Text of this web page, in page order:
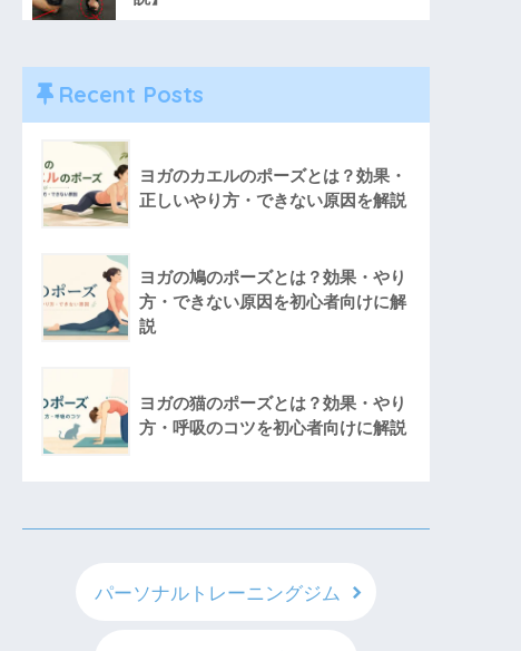
Recent Posts
ヨガのカエルのポーズとは？効果・
正しいやり方・できない原因を解説
ヨガの鳩のポーズとは？効果・やり
方・できない原因を初心者向けに解
説
ヨガの猫のポーズとは？効果・やり
方・呼吸のコツを初心者向けに解説
パーソナルトレーニングジム